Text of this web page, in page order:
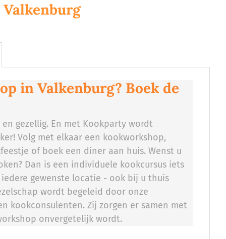
in Valkenburg? Boek de
gezellig. En met Kookparty wordt
Volg met elkaar een kookworkshop,
of boek een diner aan huis. Wenst u
Dan is een individuele kookcursus iets
gewenste locatie - ook bij u thuis
wordt begeleid door onze
kookconsulenten. Zij zorgen er samen met
onvergetelijk wordt.